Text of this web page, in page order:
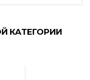
КАТЕГОРИИ